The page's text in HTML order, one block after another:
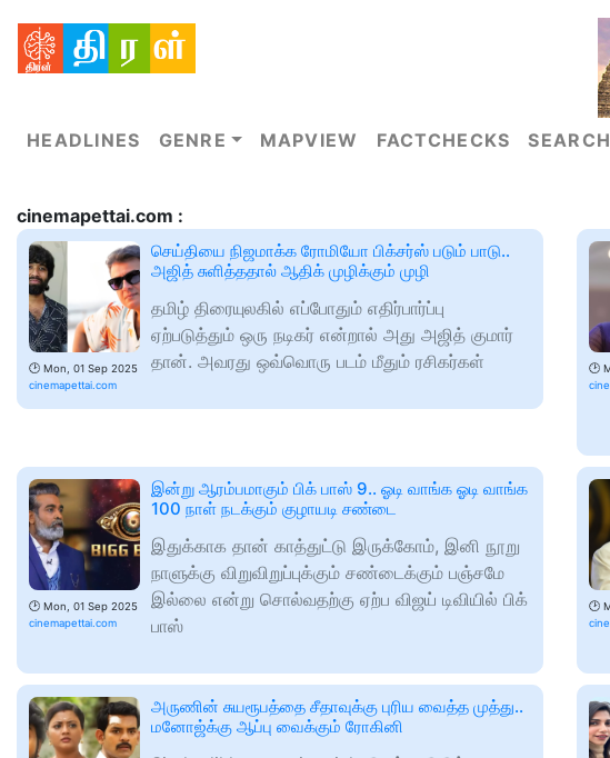
HEADLINES GENRE MAPVIEW FACTCHECKS SEARCH
cinemapettai.com :
🕑 Mon, 01 Sep 2025
cinemapettai.com
செய்தியை நிஜமாக்க ரோமியோ பிக்சர்ஸ் படும் பாடு..
அஜித் சுளித்ததால் ஆதிக் முழிக்கும் முழி
தமிழ் திரையுலகில் எப்போதும் எதிர்பார்ப்பு
ஏற்படுத்தும் ஒரு நடிகர் என்றால் அது அஜித் குமார்
தான். அவரது ஒவ்வொரு படம் மீதும் ரசிகர்கள்
🕑
🕑 Mon, 01 Sep 2025
cinemapettai.com
இன்று ஆரம்பமாகும் பிக் பாஸ் 9.. ஓடி வாங்க ஓடி வாங்க
100 நாள் நடக்கும் குழாயடி சண்டை
இதுக்காக தான் காத்துட்டு இருக்கோம், இனி நூறு
நாளுக்கு விறுவிறுப்புக்கும் சண்டைக்கும் பஞ்சமே
இல்லை என்று சொல்வதற்கு ஏற்ப விஜய் டிவியில் பிக்
பாஸ்
🕑
அருணின் சுயரூபத்தை சீதாவுக்கு புரிய வைத்த முத்து..
மனோஜ்க்கு ஆப்பு வைக்கும் ரோகினி